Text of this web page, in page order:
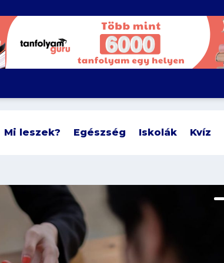
Mi leszek? Egészség Iskolák Kvíz